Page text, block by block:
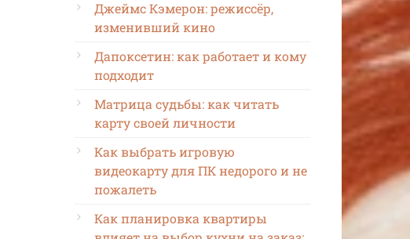
Джеймс Кэмерон: режиссёр,
изменивший кино
Дапоксетин: как работает и кому
подходит
Матрица судьбы: как читать
карту своей личности
Как выбрать игровую
видеокарту для ПК недорого и не
пожалеть
Как планировка квартиры